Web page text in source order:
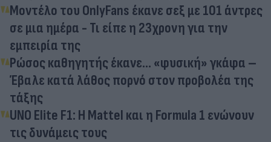
Μοντέλο του OnlyFans έκανε σεξ με 101 άντρες
σε μια ημέρα - Τι είπε η 23χρονη για την
εμπειρία της
Ρώσος καθηγητής έκανε… «φυσική» γκάφα –
Έβαλε κατά λάθος πορνό στον προβολέα της
τάξης
UNO Elite F1: Η Mattel και η Formula 1 ενώνουν
τις δυνάμεις τους